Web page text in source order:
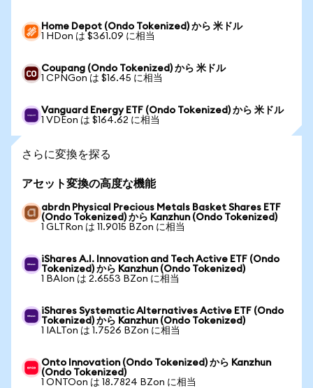
Home Depot (Ondo Tokenized) から 米ドル
1 HDon は $361.09 に相当
Coupang (Ondo Tokenized) から 米ドル
1 CPNGon は $16.45 に相当
Vanguard Energy ETF (Ondo Tokenized) から 米ドル
1 VDEon は $164.62 に相当
さらに変換を探る
アセット変換の高度な機能
abrdn Physical Precious Metals Basket Shares ETF
(Ondo Tokenized) から Kanzhun (Ondo Tokenized)
1 GLTRon は 11.9015 BZon に相当
iShares A.I. Innovation and Tech Active ETF (Ondo
Tokenized) から Kanzhun (Ondo Tokenized)
1 BAIon は 2.6553 BZon に相当
iShares Systematic Alternatives Active ETF (Ondo
Tokenized) から Kanzhun (Ondo Tokenized)
1 IALTon は 1.7526 BZon に相当
Onto Innovation (Ondo Tokenized) から Kanzhun
(Ondo Tokenized)
1 ONTOon は 18.7824 BZon に相当